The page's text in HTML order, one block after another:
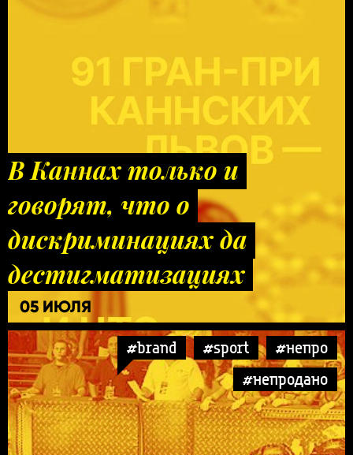
В Каннах только и
говорят, что о
дискриминациях да
дестигматизациях
05 ИЮЛЯ
#brand #sport
#непро
#непродано